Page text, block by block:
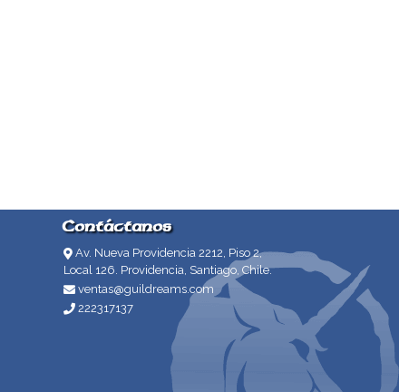
Contáctanos
Av. Nueva Providencia 2212, Piso 2,
Local 126. Providencia, Santiago, Chile.
ventas@guildreams.com
222317137